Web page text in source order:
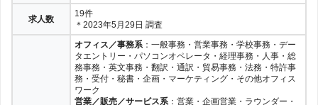
求人数
19件
＊2023年5月29日 調査
オフィス／事務系：一般事務・営業事務・学校事務・デー
タエントリー・パソコンオペレータ・経理事務・人事・総
務事務・英文事務・翻訳・通訳・貿易事務・法務・特許事
務・受付・秘書・企画・マーケティング・その他オフィス
ワーク
営業／販売／サービス系：営業・企画営業・ラウンダー・